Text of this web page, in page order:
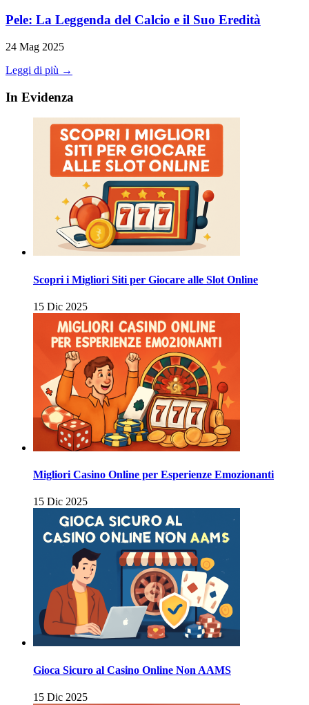
Pele: La Leggenda del Calcio e il Suo Eredità
24 Mag 2025
Leggi di più →
In Evidenza
Scopri i Migliori Siti per Giocare alle Slot Online
15 Dic 2025
Migliori Casino Online per Esperienze Emozionanti
15 Dic 2025
Gioca Sicuro al Casino Online Non AAMS
15 Dic 2025